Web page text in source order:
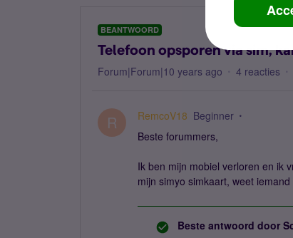
BEANTWOORD
Telefoon opsporen via sim,
Forum|Forum|10 years ago 4 reacties
R RemcoV18 Beginner
Beste forummers,
Ik ben mijn mobiel verloren en ik
mijn simyo simkaart, weet
Beste antwoord door